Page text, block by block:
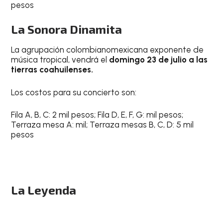
pesos
La Sonora Dinamita
La agrupación colombianomexicana exponente de
música tropical, vendrá el domingo 23 de julio a las
tierras coahuilenses.
Los costos para su concierto son:
Fila A, B, C: 2 mil pesos; Fila D, E, F, G: mil pesos;
Terraza mesa A: mil; Terraza mesas B, C, D: 5 mil
pesos
La Leyenda